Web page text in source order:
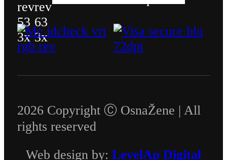
2026 Copyright Ⓒ OsnaŽene | All
rights reserved
Web design by: LevelAp Digital